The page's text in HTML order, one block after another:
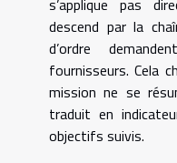
descend par la
d’ordre
fournisseurs. Cela
mission ne se
traduit en
objectifs suivis.